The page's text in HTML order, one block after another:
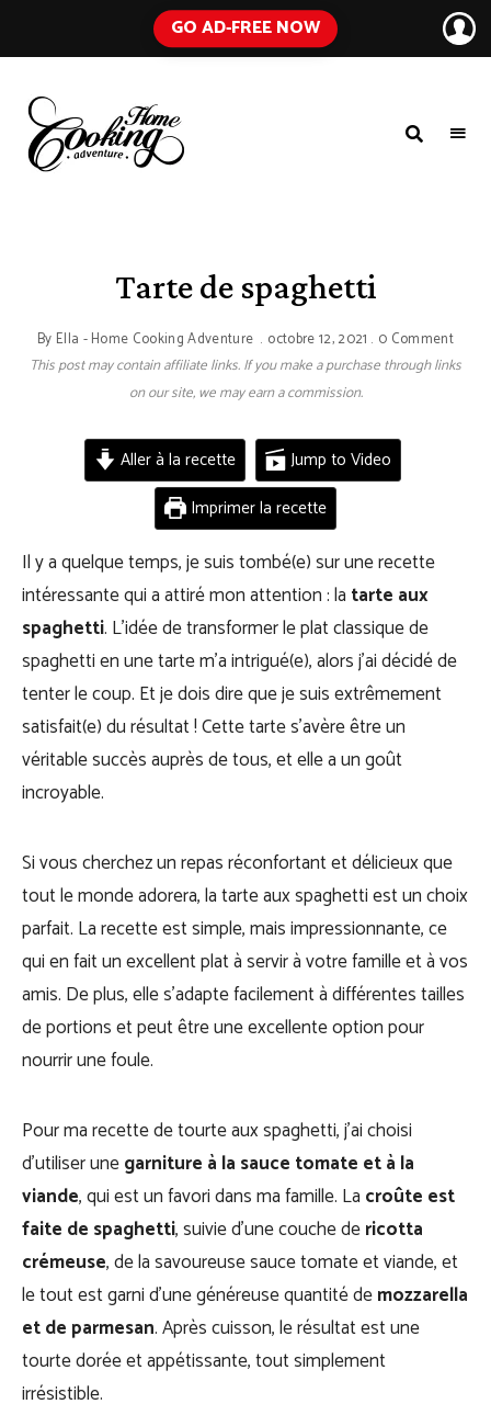
GO AD-FREE NOW
Tarte de spaghetti
By Ella - Home Cooking Adventure octobre 12, 2021 0 Comment
This post may contain affiliate links. If you make a purchase through links
on our site, we may earn a commission.
Aller à la recette
Jump to Video
Imprimer la recette
Il y a quelque temps, je suis tombé(e) sur une recette
intéressante qui a attiré mon attention : la tarte aux
spaghetti. L’idée de transformer le plat classique de
spaghetti en une tarte m’a intrigué(e), alors j’ai décidé de
tenter le coup. Et je dois dire que je suis extrêmement
satisfait(e) du résultat ! Cette tarte s’avère être un
véritable succès auprès de tous, et elle a un goût
incroyable.
Si vous cherchez un repas réconfortant et délicieux que
tout le monde adorera, la tarte aux spaghetti est un choix
parfait. La recette est simple, mais impressionnante, ce
qui en fait un excellent plat à servir à votre famille et à vos
amis. De plus, elle s’adapte facilement à différentes tailles
de portions et peut être une excellente option pour
nourrir une foule.
Pour ma recette de tourte aux spaghetti, j’ai choisi
d’utiliser unegarniture à la sauce tomate et à la
viande, qui est un favori dans ma famille. La croûte est
faite de spaghetti, suivie d’une couche dericotta
crémeuse, de la savoureuse sauce tomate et viande, et
le tout est garni d’une généreuse quantité demozzarella
et de parmesan. Après cuisson, le résultat est une
tourte dorée et appétissante, tout simplement
irrésistible.